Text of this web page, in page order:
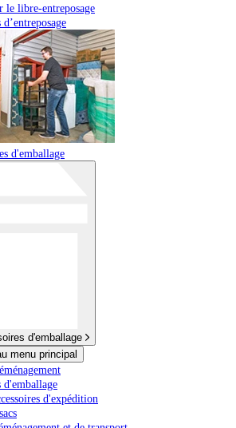
le libre-entreposage
d'emballage
d'emballage
menu principal
d'emballage
d'expédition